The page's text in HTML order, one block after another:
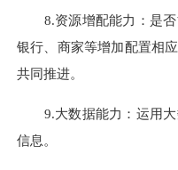
8.资源增配能力：是否
银行、商家等增加配置相
共同推进。
9.大数据能力：运用大
信息。